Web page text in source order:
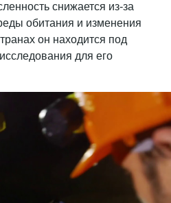
снижается из-за
обитания и изменения
он находится под
для его